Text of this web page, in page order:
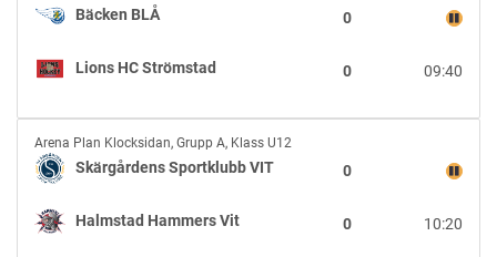
BLÅ
HC
Bäcken BLÅ 0
Lions HC Strömstad 09:40
0
Skärgårdens
Sportklubb
VIT
vs
Halmstad
Arena Plan Klocksidan, Grupp A, Klass U12
Skärgårdens Sportklubb VIT 0
Halmstad Hammers Vit 10:20
0